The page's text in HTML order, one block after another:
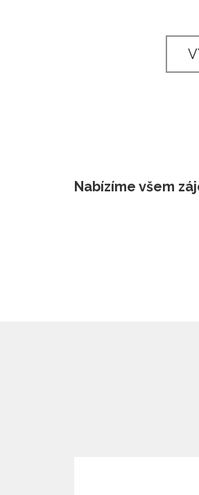
Pedagogičtí
Nabízíme všem